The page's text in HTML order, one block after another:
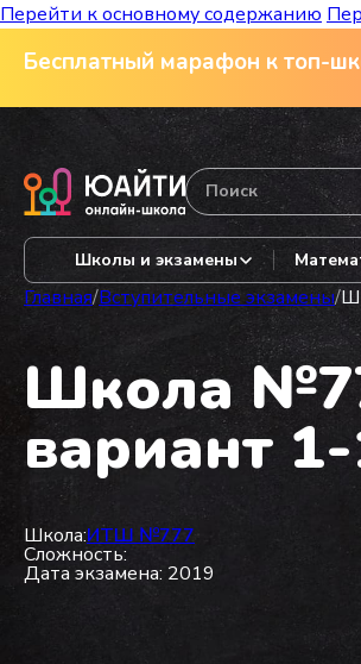
Перейти к основному содержанию
Бесплатный марафон к топ-
Школы и экзамены
Главная/Вступительные экзамены/
Школа
вариант
Школа:ИТШ №777
Сложность:
Дата экзамена: 2019